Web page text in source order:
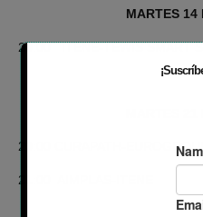
MARTES 14
20:00 ITENE-TEWIS SMART
20:00 CURAPATH-
21:00 AIMPLAS-ITENE